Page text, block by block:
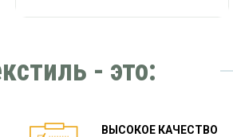
- это:
ВЫСОКОЕ КАЧЕСТВО